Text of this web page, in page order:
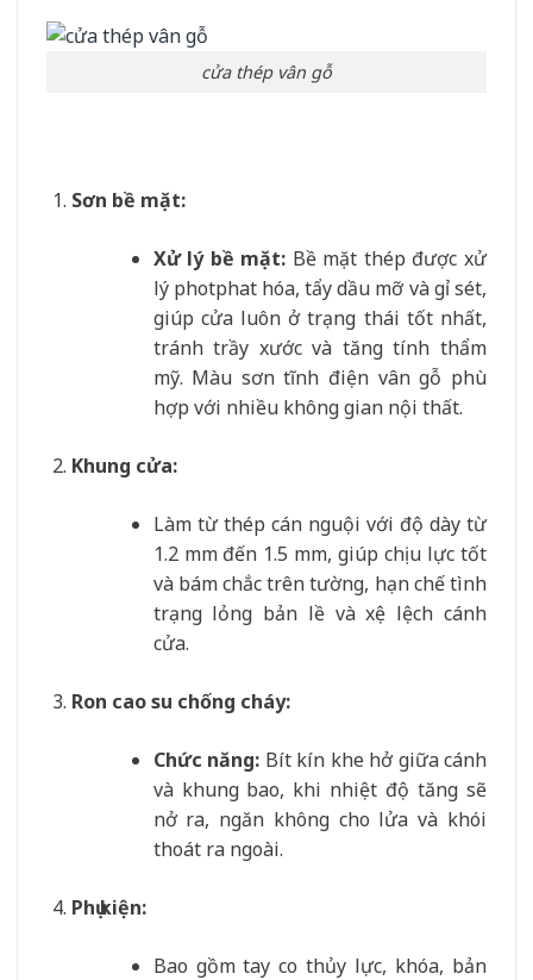
cửa thép vân gỗ
Sơn bề mặt:
Xử lý bề mặt: Bề mặt thép được xử
lý photphat hóa, tẩy dầu mỡ và gỉ sét,
giúp cửa luôn ở trạng thái tốt nhất,
tránh trầy xước và tăng tính thẩm
mỹ. Màu sơn tĩnh điện vân gỗ phù
hợp với nhiều không gian nội thất.
Khung cửa:
Làm từ thép cán nguội với độ dày từ
1.2 mm đến 1.5 mm, giúp chịu lực tốt
và bám chắc trên tường, hạn chế tình
trạng lỏng bản lề và xệ lệch cánh
cửa.
Ron cao su chống cháy:
Chức năng: Bít kín khe hở giữa cánh
và khung bao, khi nhiệt độ tăng sẽ
nở ra, ngăn không cho lửa và khói
thoát ra ngoài.
Phụ kiện:
Bao gồm tay co thủy lực, khóa, bản